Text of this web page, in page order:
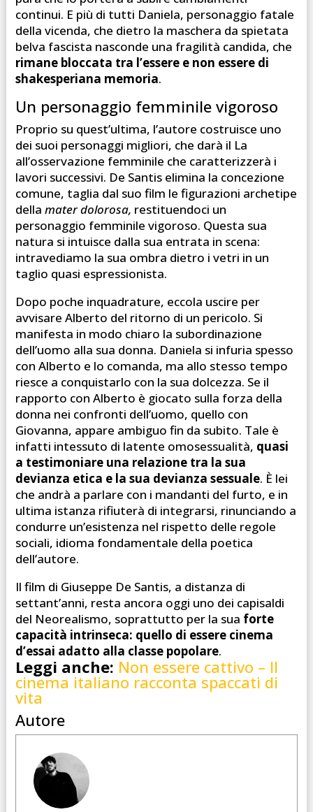
continui. E più di tutti Daniela, personaggio fatale
della vicenda, che dietro la maschera da spietata
belva fascista nasconde una fragilità candida, che
rimane bloccata tra l’essere e non essere di
shakesperiana memoria.
Un personaggio femminile vigoroso
Proprio su quest’ultima, l’autore costruisce uno
dei suoi personaggi migliori, che darà il La
all’osservazione femminile che caratterizzerà i
lavori successivi. De Santis elimina la concezione
comune, taglia dal suo film le figurazioni archetipe
della mater dolorosa, restituendoci un
personaggio femminile vigoroso. Questa sua
natura si intuisce dalla sua entrata in scena:
intravediamo la sua ombra dietro i vetri in un
taglio quasi espressionista.
Dopo poche inquadrature, eccola uscire per
avvisare Alberto del ritorno di un pericolo. Si
manifesta in modo chiaro la subordinazione
dell’uomo alla sua donna. Daniela si infuria spesso
con Alberto e lo comanda, ma allo stesso tempo
riesce a conquistarlo con la sua dolcezza. Se il
rapporto con Alberto è giocato sulla forza della
donna nei confronti dell’uomo, quello con
Giovanna, appare ambiguo fin da subito. Tale è
infatti intessuto di latente omosessualità, quasi
a testimoniare una relazione tra la sua
devianza etica e la sua devianza sessuale. È lei
che andrà a parlare con i mandanti del furto, e in
ultima istanza rifiuterà di integrarsi, rinunciando a
condurre un’esistenza nel rispetto delle regole
sociali, idioma fondamentale della poetica
dell’autore.
Il film di Giuseppe De Santis, a distanza di
settant’anni, resta ancora oggi uno dei capisaldi
del Neorealismo, soprattutto per la sua forte
capacità intrinseca: quello di essere cinema
d’essai adatto alla classe popolare.
Leggi anche: Non essere cattivo – Il
cinema italiano racconta spaccati di
vita
Autore